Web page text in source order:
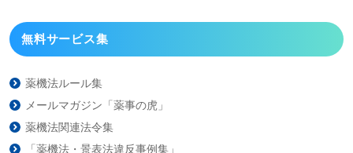
無料サービス集
薬機法ルール集
メールマガジン「薬事の虎」
薬機法関連法令集
「薬機法・景表法違反事例集」